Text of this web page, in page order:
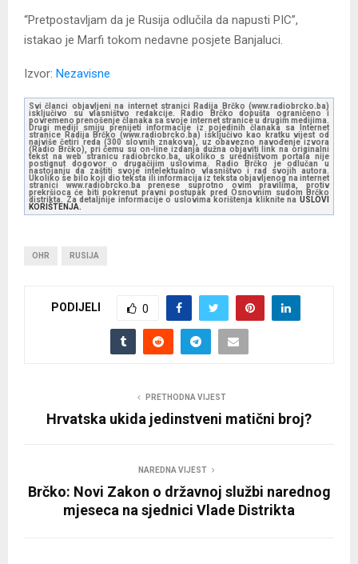
“Pretpostavljam da je Rusija odlučila da napusti PIC”,
istakao je Marfi tokom nedavne posjete Banjaluci.
Izvor: Nezavisne
Svi članci objavljeni na internet stranici Radija Brčko (www.radiobrcko.ba)
isključivo su vlasništvo redakcije. Radio Brčko dopušta ograničeno i
povremeno prenošenje članaka sa svoje internet stranice u drugim medijima.
Drugi mediji smiju prenijeti informacije iz pojedinih članaka sa Internet
stranice Radija Brčko (www.radiobrcko.ba) isključivo kao kratku vijest od
najviše četiri reda (300 slovnih znakova), uz obavezno navođenje izvora
(Radio Brčko), pri čemu su on-line izdanja dužna objaviti link na originalni
tekst na web stranicu radiobrcko.ba, ukoliko s uredništvom portala nije
postignut dogovor o drugačijim uslovima. Radio Brčko je odlučan u
nastojanju da zaštiti svoje intelektualno vlasništvo i rad svojih autora.
Ukoliko se bilo koji dio teksta ili informacija iz teksta objavljenog na internet
stranici www.radiobrcko.ba prenese suprotno ovim pravilima, protiv
prekršioca će biti pokrenut pravni postupak pred Osnovnim sudom Brčko
distrikta. Za detaljnije informacije o uslovima korištenja kliknite na USLOVI
KORIŠTENJA.
OHR RUSIJA
PODIJELI 0
PRETHODNA VIJEST
Hrvatska ukida jedinstveni matični broj?
NAREDNA VIJEST
Brčko: Novi Zakon o državnoj službi narednog
mjeseca na sjednici Vlade Distrikta